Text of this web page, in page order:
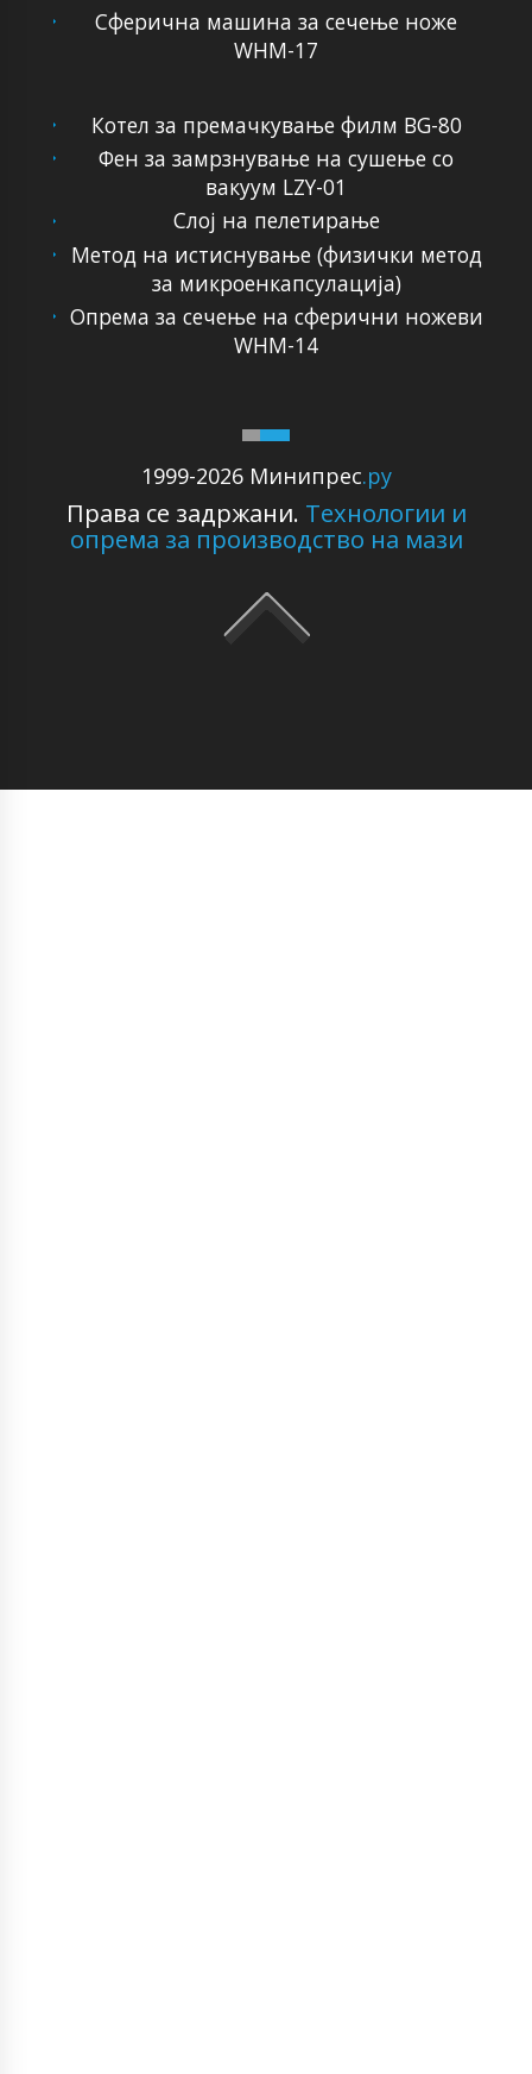
Сферична машина за сечење ноже
WHM-17
1999-2026 Минипрес.ру
Права се задржани. Технологии и
опрема за производство на мази
Котел за премачкување филм BG-80
Фен за замрзнување на сушење со
вакуум LZY-01
Слој на пелетирање
Метод на истиснување (физички метод
за микроенкапсулација)
Опрема за сечење на сферични ножеви
WHM-14